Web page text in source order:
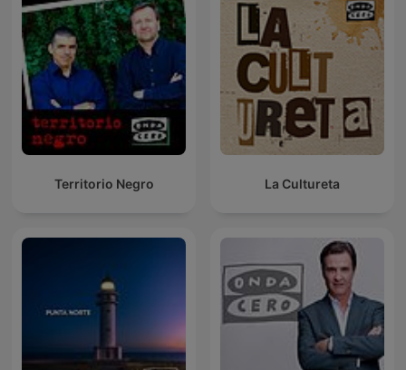
Territorio Negro La Cultureta